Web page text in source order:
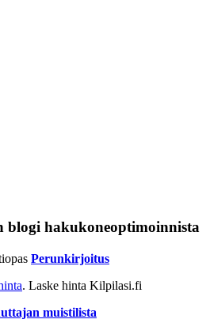
blogi hakukoneoptimoinnista
Perunkirjoitus
. Laske hinta Kilpilasi.fi
muistilista